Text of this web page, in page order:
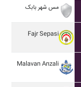
مس شهر بابک
Fajr Sepasi
Malavan Anzali